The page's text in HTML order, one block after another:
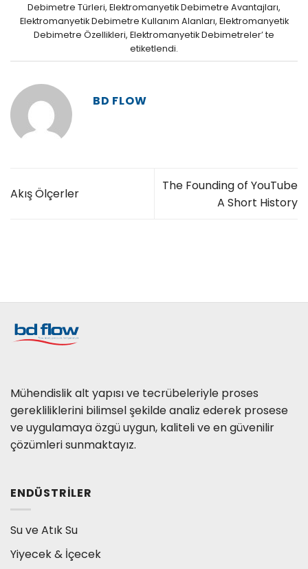
Debimetre Türleri, Elektromanyetik Debimetre Avantajları,
Elektromanyetik Debimetre Kullanım Alanları, Elektromanyetik
Debimetre Özellikleri, Elektromanyetik Debimetreler’ te
etiketlendi.
BD FLOW
Akış Ölçerler
The Founding of YouTube
A Short History
Mühendislik alt yapısı ve tecrübeleriyle proses
gerekliliklerini bilimsel şekilde analiz ederek prosese
ve uygulamaya özgü uygun, kaliteli ve en güvenilir
çözümleri sunmaktayız.
ENDÜSTRILER
Su ve Atık Su
Yiyecek & İçecek